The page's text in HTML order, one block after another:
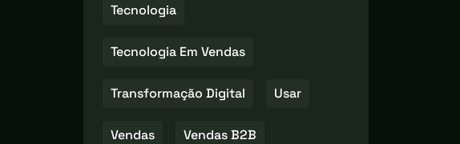
Tecnologia
Tecnologia Em Vendas
Transformação Digital Usar
Vendas Vendas B2B